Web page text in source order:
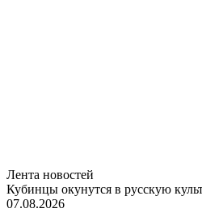
Лента новостей
Кубинцы окунутся в русскую
07.08.2026